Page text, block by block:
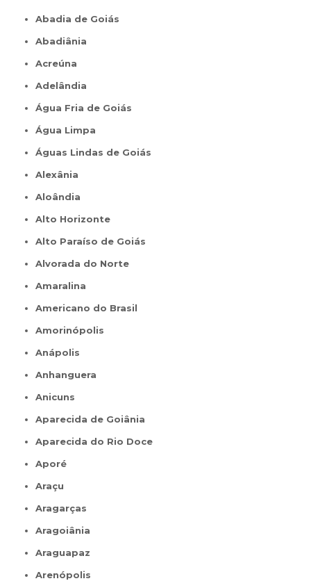
Abadia de Goiás
Abadiânia
Acreúna
Adelândia
Água Fria de Goiás
Água Limpa
Águas Lindas de Goiás
Alexânia
Aloândia
Alto Horizonte
Alto Paraíso de Goiás
Alvorada do Norte
Amaralina
Americano do Brasil
Amorinópolis
Anápolis
Anhanguera
Anicuns
Aparecida de Goiânia
Aparecida do Rio Doce
Aporé
Araçu
Aragarças
Aragoiânia
Araguapaz
Arenópolis